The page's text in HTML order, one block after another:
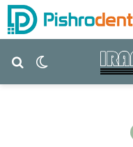
تغییر